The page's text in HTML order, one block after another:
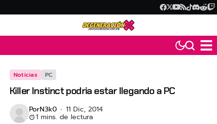
Noticias PC
Killer Instinct podria estar llegando a PC
PorN3k0 11 Dic, 2014
1 mins. de lectura